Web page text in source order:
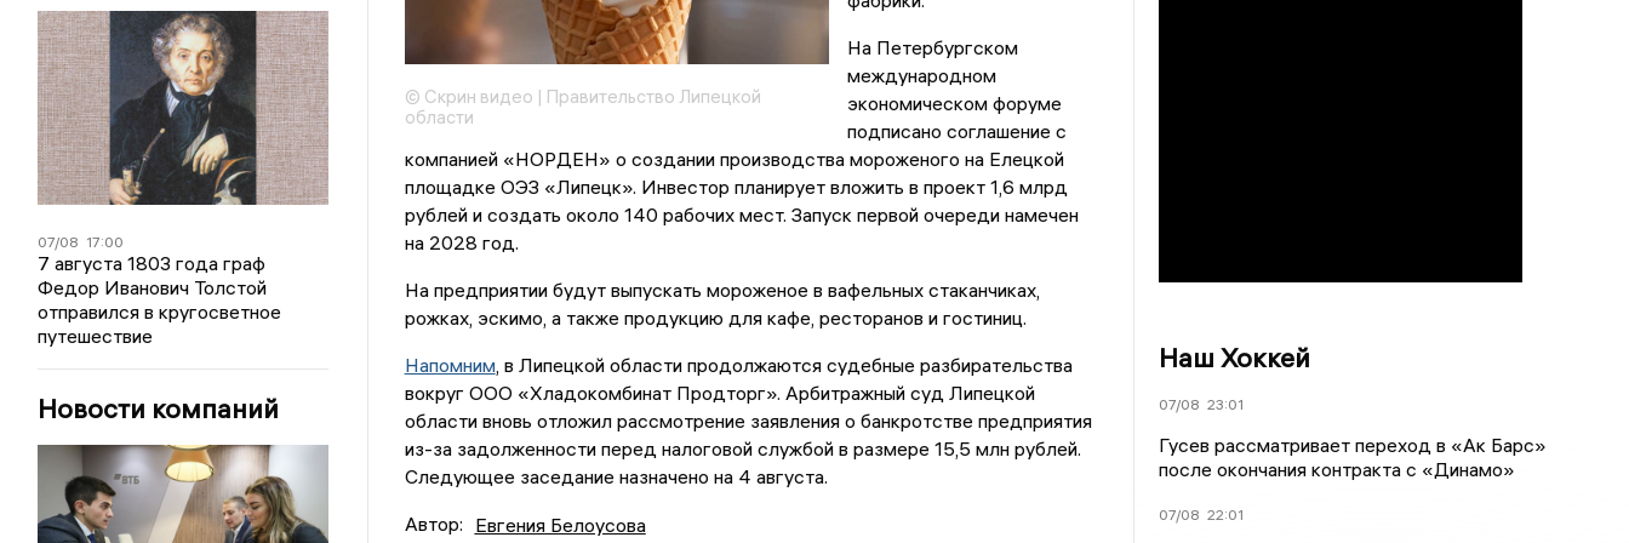
07/08 17:00
7 августа 1803 года граф
Федор Иванович Толстой
отправился в кругосветное
путешествие
Новости компаний
© Скрин видео | Правительство Липецкой
области
На Петербургском
международном
экономическом форуме
подписано соглашение с
компанией «НОРДЕН» о создании производства мороженого на Елецкой
площадке ОЭЗ «Липецк». Инвестор планирует вложить в проект 1,6 млрд
рублей и создать около 140 рабочих мест. Запуск первой очереди намечен
на 2028 год.
На предприятии будут выпускать мороженое в вафельных стаканчиках,
рожках, эскимо, а также продукцию для кафе, ресторанов и гостиниц.
Напомним, в Липецкой области продолжаются судебные разбирательства
вокруг ООО «Хладокомбинат Продторг». Арбитражный суд Липецкой
области вновь отложил рассмотрение заявления о банкротстве предприятия
из-за задолженности перед налоговой службой в размере 15,5 млн рублей.
Следующее заседание назначено на 4 августа.
Автор: Евгения Белоусова
Наш Хоккей
07/08 23:01
Гусев рассматривает переход в «Ак Барс»
после окончания контракта с «Динамо»
07/08 22:01